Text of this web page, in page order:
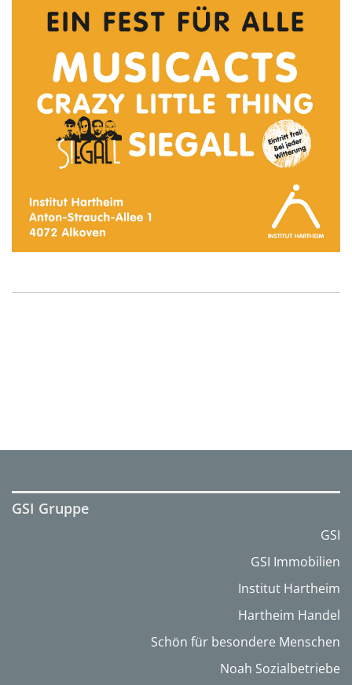
GSI Gruppe
GSI
GSI Immobilien
Institut Hartheim
Hartheim Handel
Schön für besondere Menschen
Noah Sozialbetriebe